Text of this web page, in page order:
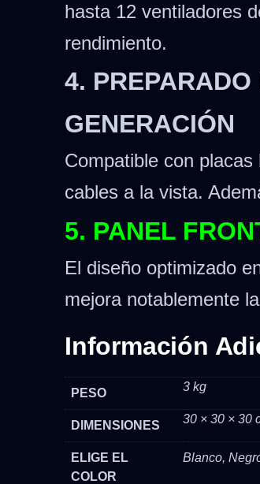
hasta 12 ventiladores
rendimiento.
4. PREPARADO
GENERACIÓN
Compatible con
cables a la vista.
5. PANEL
El diseño optimizado
mejora notablemente
Información
PESO 3 kg
DIMENSIONES 30 × 30 × 30
ELIGE EL
COLOR
Blanco,